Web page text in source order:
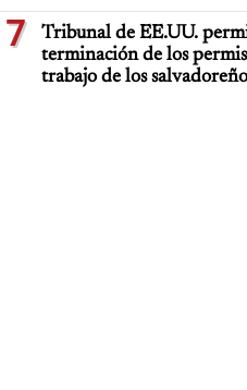
7
Tribunal de EE.UU.
terminación de los
trabajo de los